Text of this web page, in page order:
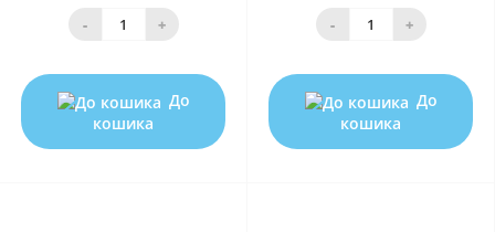
- +
До
кошика
- +
До
кошика